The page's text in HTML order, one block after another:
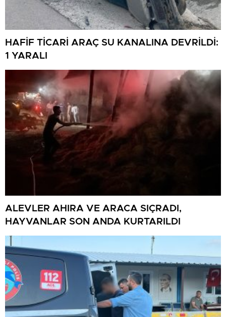
HAFİF TİCARİ ARAÇ SU KANALINA DEVRİLDİ:
1 YARALI
ALEVLER AHIRA VE ARACA SIÇRADI,
HAYVANLAR SON ANDA KURTARILDI